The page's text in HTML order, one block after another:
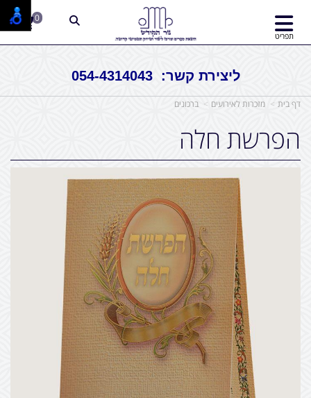
ליצירת קשר: 054-4314043
תפריט
0
דף בית מזכרות לאירועים ברכונים
הפרשת חלה